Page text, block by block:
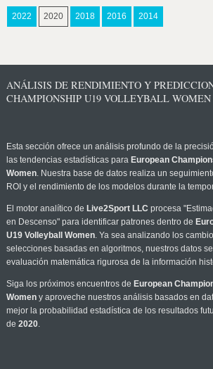
2022 2020 2018 2016 2014
ANÁLISIS DE RENDIMIENTO Y
CHAMPIONSHIP U19 VOLLEYBALL WOMEN
Esta sección ofrece un análisis profundo de la
las tendencias estadísticas para European
Women. Nuestra base de datos realiza un
ROI y el rendimiento de los modelos durante la
El motor analítico de Live2Sport LLC procesa
en Descenso" para identificar patrones dentro de
U19 Volleyball Women. Ya sea analizando los
selecciones basadas en algoritmos, nuestros datos
evaluación matemática rigurosa de la información
Siga los próximos encuentros de European
Womeny aproveche nuestros análisis basados en
mejor la probabilidad estadística de los resultados
de 2020.